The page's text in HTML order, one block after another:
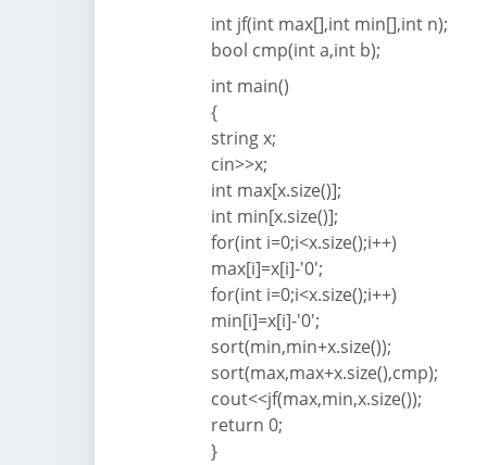
int jf(int max[],int min[],int n);
bool cmp(int a,int b);
int main()
{
string x;
cin>>x;
int max[x.size()];
int min[x.size()];
for(int i=0;i<x.size();i++)
max[i]=x[i]-'0';
for(int i=0;i<x.size();i++)
min[i]=x[i]-'0';
sort(min,min+x.size());
sort(max,max+x.size(),cmp);
cout<<jf(max,min,x.size());
return 0;
}